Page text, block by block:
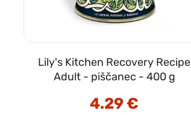
Lily's Kitchen Recovery Recipe
Adult - piščanec - 400 g
4.29€